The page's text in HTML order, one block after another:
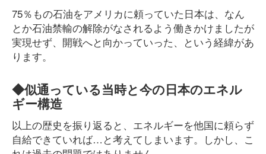
75％もの石油をアメリカに頼っていた日本は、なん
とか石油禁輸の解除がなされるよう働きかけましたが
実現せず、開戦へと向かっていった、という経緯があ
ります。
◆似通っている当時と今の日本のエネル
ギー構造
以上の歴史を振り返ると、エネルギーを他国に頼らず
自給できていれば…と考えてしまいます。しかし、こ